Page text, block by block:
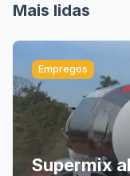
Mais lidas
Empregos
Supermix